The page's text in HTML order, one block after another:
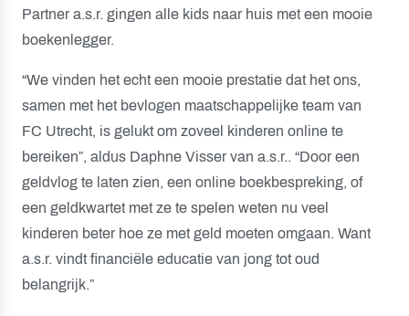
Partner a.s.r. gingen alle kids naar huis met een mooie
boekenlegger.
“We vinden het echt een mooie prestatie dat het ons,
samen met het bevlogen maatschappelijke team van
FC Utrecht, is gelukt om zoveel kinderen online te
bereiken”, aldus Daphne Visser van a.s.r.. “Door een
geldvlog te laten zien, een online boekbespreking, of
een geldkwartet met ze te spelen weten nu veel
kinderen beter hoe ze met geld moeten omgaan. Want
a.s.r. vindt financiële educatie van jong tot oud
belangrijk.”